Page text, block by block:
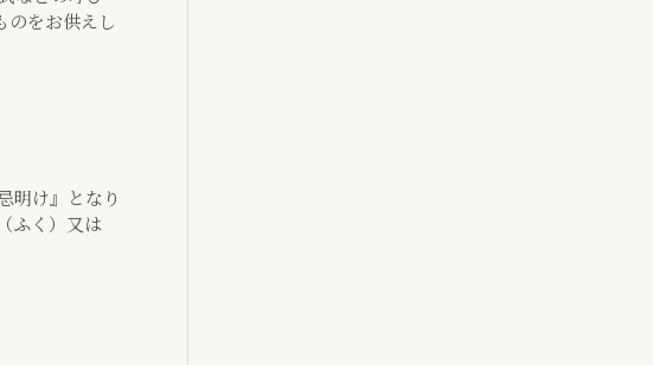
をお供えし
明け』となり
ふく）又は